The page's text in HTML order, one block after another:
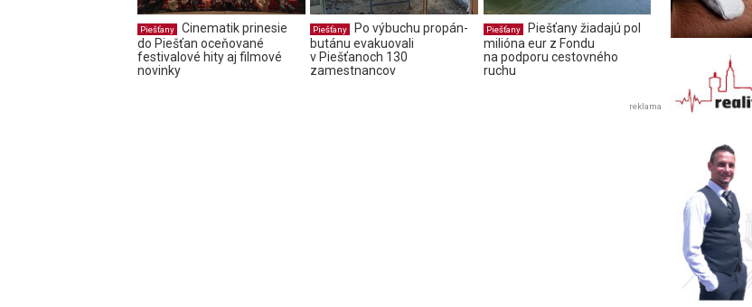
Piešťany
Cinematik prinesie
do Piešťan oceňované
festivalové hity aj filmové
novinky
Piešťany
Po výbuchu propán-
butánu evakuovali
v Piešťanoch 130
zamestnancov
Piešťany
Piešťany žiadajú pol
milióna eur z Fondu
na podporu cestovného
ruchu
reklama